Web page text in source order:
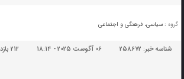
گروه : سیاسی، فرهنگی و اجتماعی
شناسه خبر:258672 06 آگوست 2025 - 18:14 212 بازدید